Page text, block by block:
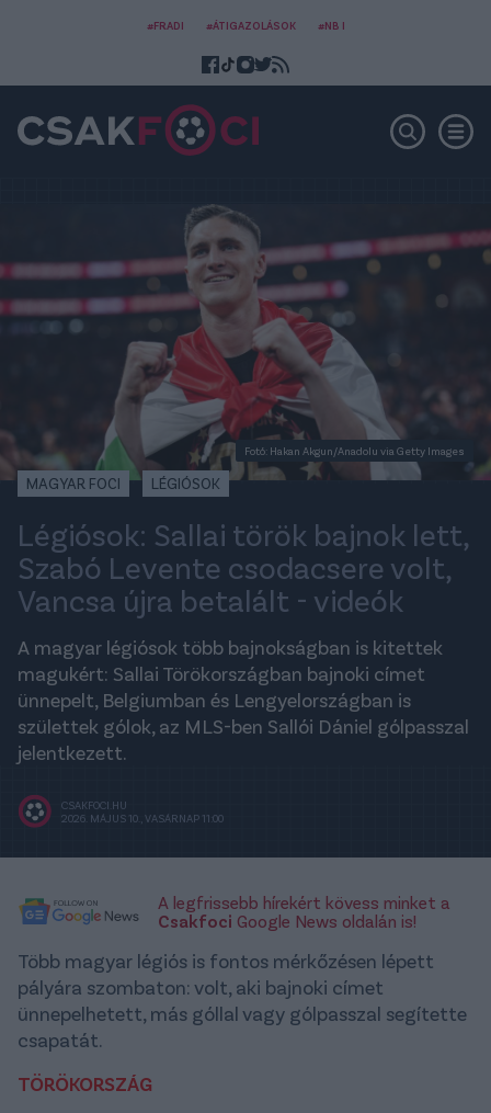
#FRADI #ÁTIGAZOLÁSOK #NB I
Fotó: Hakan Akgun/Anadolu via Getty Images
MAGYAR FOCI LÉGIÓSOK
Légiósok: Sallai török bajnok lett,
Szabó Levente csodacsere volt,
Vancsa újra betalált - videók
A magyar légiósok több bajnokságban is kitettek
magukért: Sallai Törökországban bajnoki címet
ünnepelt, Belgiumban és Lengyelországban is
születtek gólok, az MLS-ben Sallói Dániel gólpasszal
jelentkezett.
CSAKFOCI.HU
2026. MÁJUS 10., VASÁRNAP 11:00
A legfrissebb hírekért kövess minket a
Csakfoci Google News oldalán is!
Több magyar légiós is fontos mérkőzésen lépett
pályára szombaton: volt, aki bajnoki címet
ünnepelhetett, más góllal vagy gólpasszal segítette
csapatát.
TÖRÖKORSZÁG